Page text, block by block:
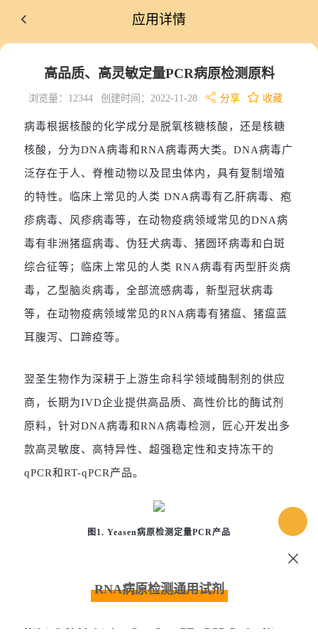
应用详情
高品质、高灵敏定量PCR病原检测原料
浏览量：12344 创建时间：2022-11-28 分享 收藏
病毒根据核酸的化学成分是脱氧核糖核酸，还是核糖
核酸，分为DNA病毒和RNA病毒两大类。DNA病毒广
泛存在于人、脊椎动物以及昆虫体内，具有复制增殖
的特性。临床上常见的人类 DNA病毒有乙肝病毒、疱
疹病毒、风疹病毒等，在动物疫病领域常见的DNA病
毒有非洲猪瘟病毒、伪狂犬病毒、猪圆环病毒和白斑
综合征等；临床上常见的人类 RNA病毒有丙型肝炎病
毒，乙型脑炎病毒，全部流感病毒，新型冠状病毒
等，在动物疫病领域常见的RNA病毒有猪瘟、猪瘟蓝
耳腹泻、口蹄疫等。
翌圣生物作为深耕于上游生命科学领域酶制剂的供应
商，长期为IVD企业提供高品质、高性价比的酶试剂
原料，针对DNA病毒和RNA病毒检测，匠心开发出多
款高灵敏度、高特异性、超强稳定性和支持冻干的
qPCR和RT-qPCR产品。
图1. Yeasen病原检测定量PCR产品
RNA病原检测通用试剂
Hifair® V Multiplex One Step RT-qPCR Probe Kit